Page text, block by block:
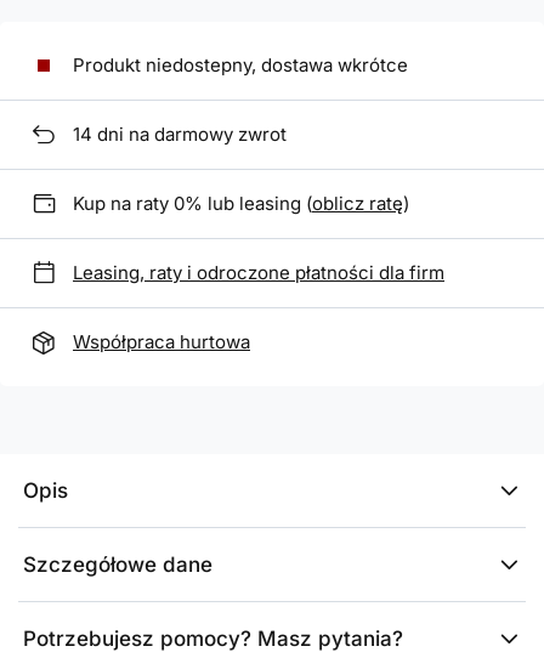
Produkt niedostepny, dostawa wkrótce
14 dni na darmowy zwrot
Kup na raty 0% lub leasing (oblicz ratę)
Leasing, raty i odroczone płatności dla firm
Współpraca hurtowa
Opis
Szczegółowe dane
Potrzebujesz pomocy? Masz pytania?